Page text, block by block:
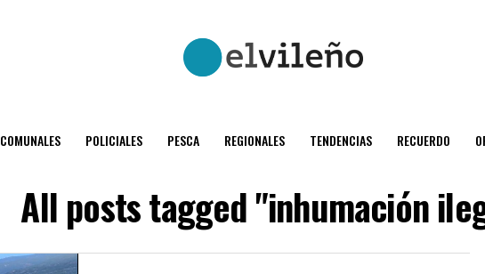
COMUNALES POLICIALES PESCA REGIONALES TENDENCIAS RECUERDO
All posts tagged "inhumación